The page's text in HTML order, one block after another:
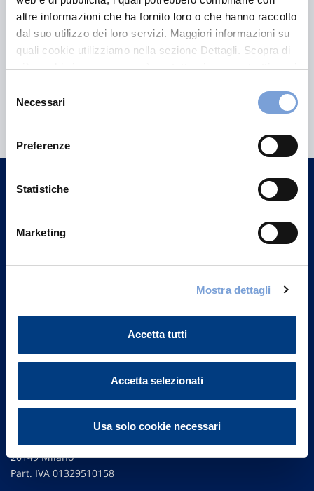
altre informazioni che ha fornito loro o che hanno raccolto
dal suo utilizzo dei loro servizi. Maggiori informazioni su
quali cookie utilizziamo nella sezione Dettagli. Scopra di
più su chi siamo, come può contattarci e come trattiamo i
può trovare nel footer del sito nella sezione "Informativa
delNecessari
Preferenze
Statistiche
Marketing
Mostra dettagli
Accetta tutti
Accetta selezionati
Usa solo cookie necessari
Hai bisogno di
Trova l'Agenzia più vicina a te e parla con
Vittoria Assicurazioni S.p.A.
Via Ignazio Gardella, 2
20149 Milano
Part. IVA 01329510158